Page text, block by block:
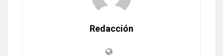
Redacción